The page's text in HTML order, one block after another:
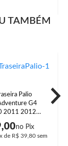
TAMBÉM
Palio
G4
2011 2012
e Lente em
de R$ 39,80 sem